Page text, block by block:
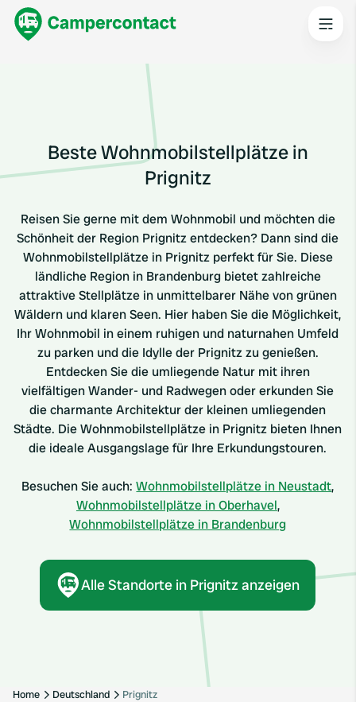
Beste Wohnmobilstellplätze in
Prignitz
Reisen Sie gerne mit dem Wohnmobil und möchten die
Schönheit der Region Prignitz entdecken? Dann sind die
Wohnmobilstellplätze in Prignitz perfekt für Sie. Diese
ländliche Region in Brandenburg bietet zahlreiche
attraktive Stellplätze in unmittelbarer Nähe von grünen
Wäldern und klaren Seen. Hier haben Sie die Möglichkeit,
Ihr Wohnmobil in einem ruhigen und naturnahen Umfeld
zu parken und die Idylle der Prignitz zu genießen.
Entdecken Sie die umliegende Natur mit ihren
vielfältigen Wander- und Radwegen oder erkunden Sie
die charmante Architektur der kleinen umliegenden
Städte. Die Wohnmobilstellplätze in Prignitz bieten Ihnen
die ideale Ausgangslage für Ihre Erkundungstouren.
Besuchen Sie auch:Wohnmobilstellplätze in Neustadt,
Wohnmobilstellplätze in Oberhavel,
Wohnmobilstellplätze in Brandenburg
Alle Standorte in Prignitz anzeigen
Home Deutschland Prignitz